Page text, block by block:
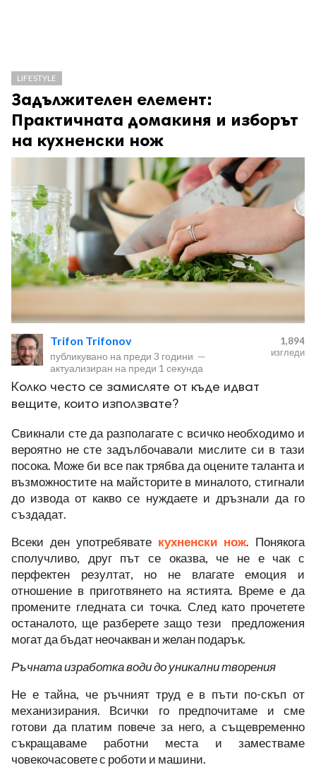
LIFESTYLE
Задължителен елемент:
Практичната домакиня и изборът
на кухненски нож
Trifon Trifonov
публикувано на преди 3 години —
актуализиран на преди 1 секунда
1,894
изгледи
Колко често се замисляте от къде идват
вещите, които използвате?
Свикнали сте да разполагате с всичко необходимо и
вероятно не сте задълбочавали мислите си в тази
посока. Може би все пак трябва да оцените таланта и
възможностите на майсторите в миналото, стигнали
до извода от какво се нуждаете и дръзнали да го
създадат.
Всеки ден употребявате кухненски нож. Понякога
сполучливо, друг път се оказва, че не е чак с
перфектен резултат, но не влагате емоция и
отношение в приготвянето на ястията. Време е да
промените гледната си точка. След като прочетете
останалото, ще разберете защо тези предложения
могат да бъдат неочакван и желан подарък.
Ръчната изработка води до уникални творения
Не е тайна, че ръчният труд е в пъти по-скъп от
механизирания. Всички го предпочитаме и сме
готови да платим повече за него, а същевременно
съкращаваме работни места и заместваме
човекочасовете с роботи и машини.